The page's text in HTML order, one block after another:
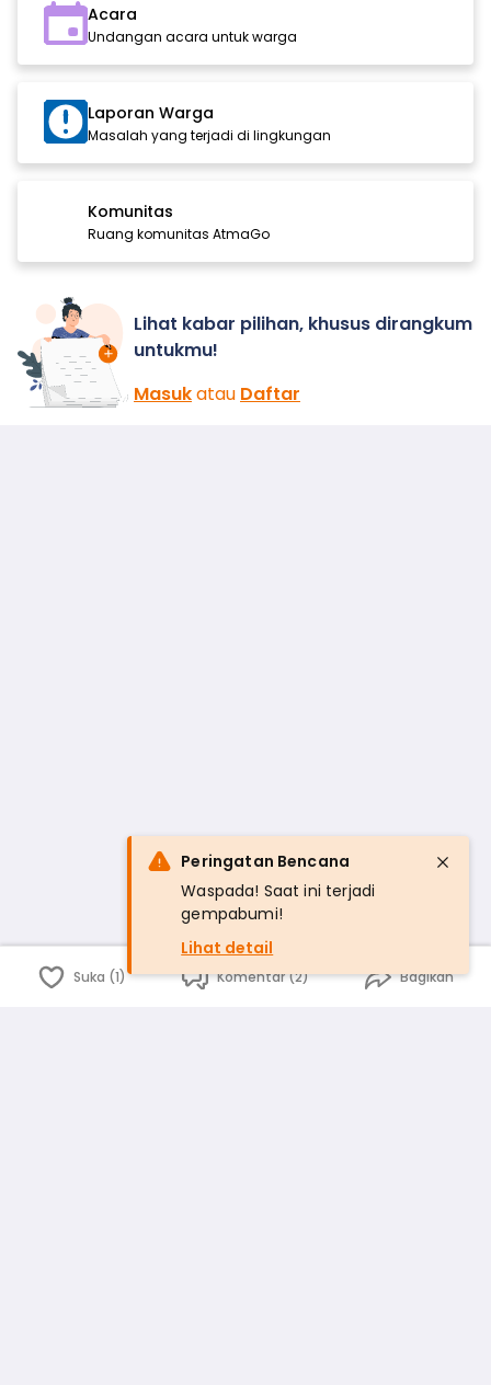
Acara
Undangan acara untuk warga
Laporan Warga
Masalah yang terjadi di lingkungan
Komunitas
Ruang komunitas AtmaGo
Lihat kabar pilihan, khusus dirangkum
untukmu!
Masukatau Daftar
Suka (1) Komentar (2) Bagikan
Peringatan Bencana
Waspada! Saat ini terjadi
gempabumi!
Lihat detail